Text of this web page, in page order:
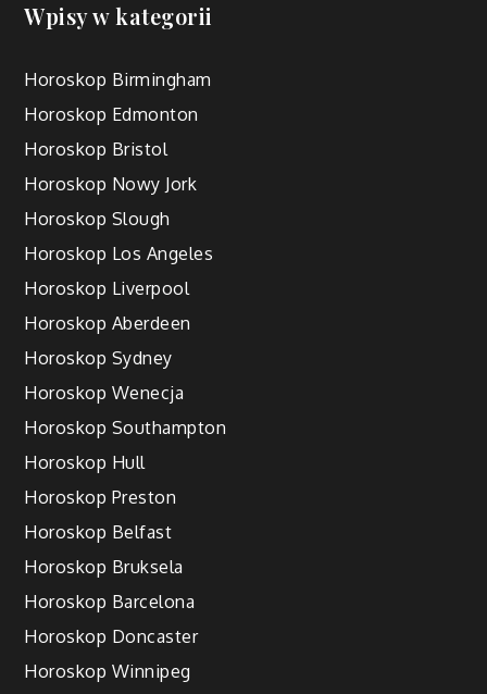
Wpisy w kategorii
Horoskop Birmingham
Horoskop Edmonton
Horoskop Bristol
Horoskop Nowy Jork
Horoskop Slough
Horoskop Los Angeles
Horoskop Liverpool
Horoskop Aberdeen
Horoskop Sydney
Horoskop Wenecja
Horoskop Southampton
Horoskop Hull
Horoskop Preston
Horoskop Belfast
Horoskop Bruksela
Horoskop Barcelona
Horoskop Doncaster
Horoskop Winnipeg